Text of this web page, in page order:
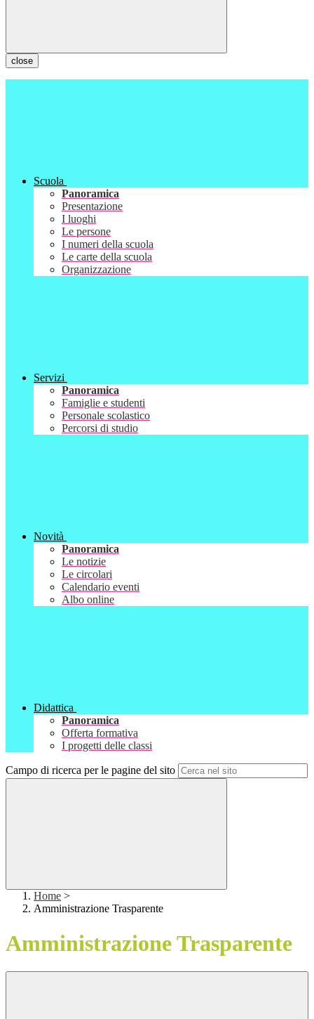
close
Scuola
Panoramica
Presentazione
I luoghi
Le persone
I numeri della scuola
Le carte della scuola
Organizzazione
Servizi
Panoramica
Famiglie e studenti
Personale scolastico
Percorsi di studio
Novità
Panoramica
Le notizie
Le circolari
Calendario eventi
Albo online
Didattica
Panoramica
Offerta formativa
I progetti delle classi
Campo di ricerca per le pagine del sito
Home >
Amministrazione Trasparente
Amministrazione Trasparente